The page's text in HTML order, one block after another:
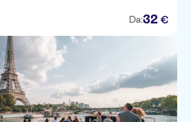
Da:32 €